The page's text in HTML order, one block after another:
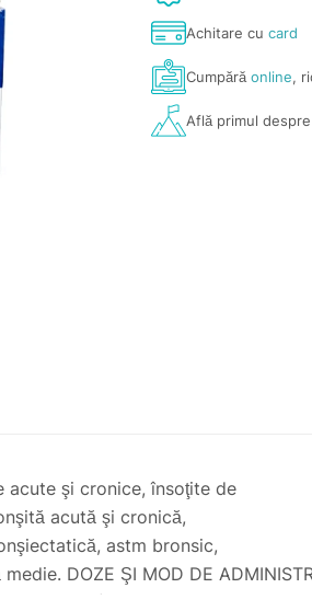
Achitare cucard
Cumpărăonline,
Află primul
acute şi cronice, însoţite de
acută şi cronică,
astm bronsic,
DOZE ŞI MOD DE
pe zi (1 plic ACC® 200